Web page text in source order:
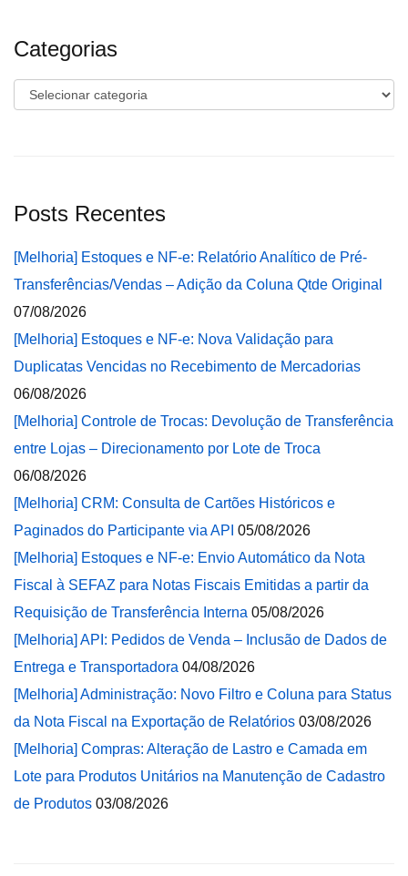
Categorias
Categorias
Posts Recentes
[Melhoria] Estoques e NF-e: Relatório Analítico de Pré-
Transferências/Vendas – Adição da Coluna Qtde Original
07/08/2026
[Melhoria] Estoques e NF-e: Nova Validação para
Duplicatas Vencidas no Recebimento de Mercadorias
06/08/2026
[Melhoria] Controle de Trocas: Devolução de Transferência
entre Lojas – Direcionamento por Lote de Troca
06/08/2026
[Melhoria] CRM: Consulta de Cartões Históricos e
Paginados do Participante via API 05/08/2026
[Melhoria] Estoques e NF-e: Envio Automático da Nota
Fiscal à SEFAZ para Notas Fiscais Emitidas a partir da
Requisição de Transferência Interna 05/08/2026
[Melhoria] API: Pedidos de Venda – Inclusão de Dados de
Entrega e Transportadora 04/08/2026
[Melhoria] Administração: Novo Filtro e Coluna para Status
da Nota Fiscal na Exportação de Relatórios 03/08/2026
[Melhoria] Compras: Alteração de Lastro e Camada em
Lote para Produtos Unitários na Manutenção de Cadastro
de Produtos 03/08/2026